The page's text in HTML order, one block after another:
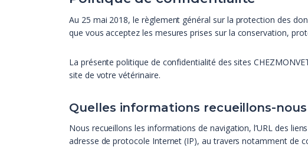
Au 25 mai 2018, le règlement général sur la protection des
que vous acceptez les mesures prises sur la conservation,
La présente politique de confidentialité des sites
site de votre vétérinaire.
Quelles informations recueillons-nous
Nous recueillons les informations de navigation, l’URL des
adresse de protocole Internet (IP), au travers notamment de